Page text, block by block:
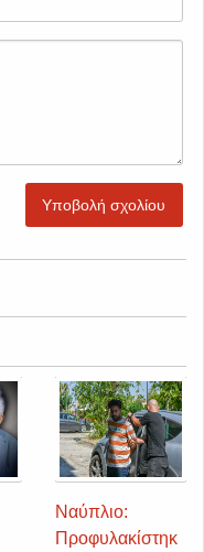
Υποβολή σχολίου
Ναύπλιο:
Προφυλακίστηκ